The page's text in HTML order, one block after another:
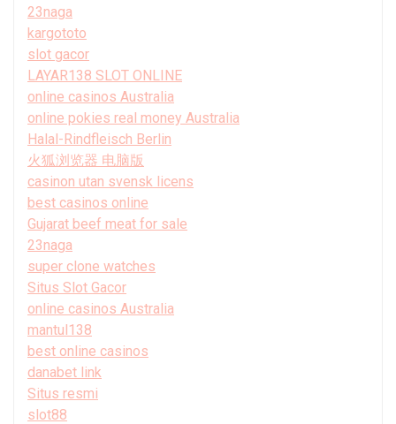
23naga
kargototo
slot gacor
LAYAR138 SLOT ONLINE
online casinos Australia
online pokies real money Australia
Halal-Rindfleisch Berlin
火狐浏览器 电脑版
casinon utan svensk licens
best casinos online
Gujarat beef meat for sale
23naga
super clone watches
Situs Slot Gacor
online casinos Australia
mantul138
best online casinos
danabet link
Situs resmi
slot88